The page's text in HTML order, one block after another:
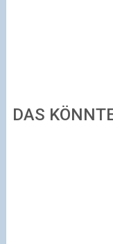
DAS